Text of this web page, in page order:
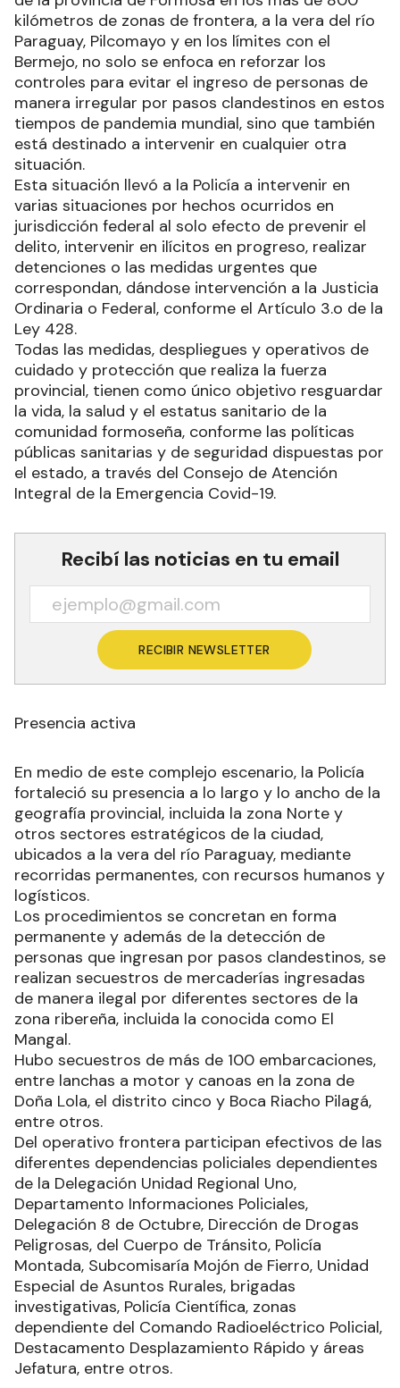
kilómetros de zonas de frontera, a la vera del río
Paraguay, Pilcomayo y en los límites con el
Bermejo, no solo se enfoca en reforzar los
controles para evitar el ingreso de personas de
manera irregular por pasos clandestinos en estos
tiempos de pandemia mundial, sino que también
está destinado a intervenir en cualquier otra
situación.
Esta situación llevó a la Policía a intervenir en
varias situaciones por hechos ocurridos en
jurisdicción federal al solo efecto de prevenir el
delito, intervenir en ilícitos en progreso, realizar
detenciones o las medidas urgentes que
correspondan, dándose intervención a la Justicia
Ordinaria o Federal, conforme el Artículo 3.o de la
Ley 428.
Todas las medidas, despliegues y operativos de
cuidado y protección que realiza la fuerza
provincial, tienen como único objetivo resguardar
la vida, la salud y el estatus sanitario de la
comunidad formoseña, conforme las políticas
públicas sanitarias y de seguridad dispuestas por
el estado, a través del Consejo de Atención
Integral de la Emergencia Covid-19.
Recibí las noticias en tu email
RECIBIR NEWSLETTER
Presencia activa
En medio de este complejo escenario, la Policía
fortaleció su presencia a lo largo y lo ancho de la
geografía provincial, incluida la zona Norte y
otros sectores estratégicos de la ciudad,
ubicados a la vera del río Paraguay, mediante
recorridas permanentes, con recursos humanos y
logísticos.
Los procedimientos se concretan en forma
permanente y además de la detección de
personas que ingresan por pasos clandestinos, se
realizan secuestros de mercaderías ingresadas
de manera ilegal por diferentes sectores de la
zona ribereña, incluida la conocida como El
Mangal.
Hubo secuestros de más de 100 embarcaciones,
entre lanchas a motor y canoas en la zona de
Doña Lola, el distrito cinco y Boca Riacho Pilagá,
entre otros.
Del operativo frontera participan efectivos de las
diferentes dependencias policiales dependientes
de la Delegación Unidad Regional Uno,
Departamento Informaciones Policiales,
Delegación 8 de Octubre, Dirección de Drogas
Peligrosas, del Cuerpo de Tránsito, Policía
Montada, Subcomisaría Mojón de Fierro, Unidad
Especial de Asuntos Rurales, brigadas
investigativas, Policía Científica, zonas
dependiente del Comando Radioeléctrico Policial,
Destacamento Desplazamiento Rápido y áreas
Jefatura, entre otros.